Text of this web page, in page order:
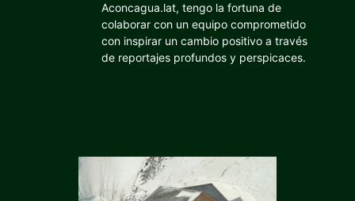
Aconcagua.lat, tengo la fortuna de
colaborar con un equipo comprometido
con inspirar un cambio positivo a través
de reportajes profundos y perspicaces.